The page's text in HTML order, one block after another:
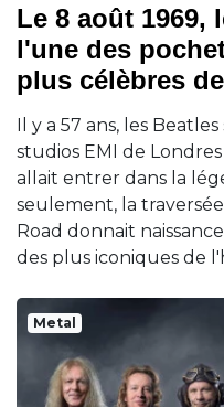
Le 8 août 1969,
l'une des
plus célèbres
Il y a 57 ans, les
studios EMI de
allait entrer dans la
seulement, la
Road donnait
des plus iconiques de
Metal